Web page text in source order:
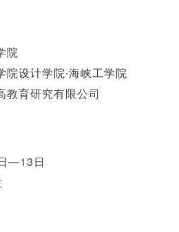
院
院设计学院·海峡工学院
教育研究有限公司
—13日